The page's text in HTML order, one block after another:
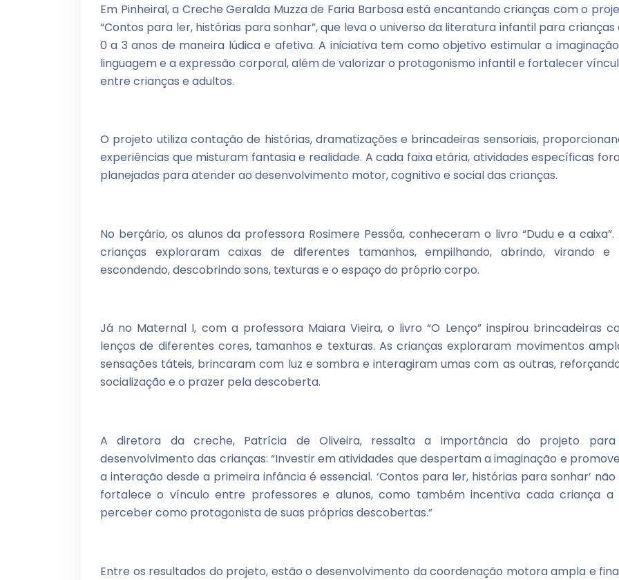
Em Pinheiral, a Creche Geralda Muzza de Faria Barbosa está encantando crianças com o
“Contos para ler, histórias para sonhar”, que leva o universo da literatura infantil para crianças
0 a 3 anos de maneira lúdica e afetiva. A iniciativa tem como objetivo estimular a
linguagem e a expressão corporal, além de valorizar o protagonismo infantil e fortalecer
entre crianças e adultos.
O projeto utiliza contação de histórias, dramatizações e brincadeiras sensoriais,
experiências que misturam fantasia e realidade. A cada faixa etária, atividades específicas
planejadas para atender ao desenvolvimento motor, cognitivo e social das crianças.
No berçário, os alunos da professora Rosimere Pessôa, conheceram o livro “Dudu e a caixa”.
crianças exploraram caixas de diferentes tamanhos, empilhando, abrindo, virando e
escondendo, descobrindo sons, texturas e o espaço do próprio corpo.
Já no Maternal I, com a professora Maiara Vieira, o livro “O Lenço” inspirou brincadeiras
lenços de diferentes cores, tamanhos e texturas. As crianças exploraram movimentos
sensações táteis, brincaram com luz e sombra e interagiram umas com as outras,
socialização e o prazer pela descoberta.
A diretora da creche, Patrícia de Oliveira, ressalta a importância do projeto
desenvolvimento das crianças: “Investir em atividades que despertam a imaginação e
a interação desde a primeira infância é essencial. ‘Contos para ler, histórias para sonhar’ não
fortalece o vínculo entre professores e alunos, como também incentiva cada criança a
perceber como protagonista de suas próprias descobertas.”
Entre os resultados do projeto, estão o desenvolvimento da coordenação motora ampla e